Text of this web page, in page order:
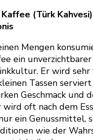
(Türk
Mengen
ein
Er wird sehr
Tassen
Geschmack und
wird oft nach dem
ein Genussmittel,
wie der